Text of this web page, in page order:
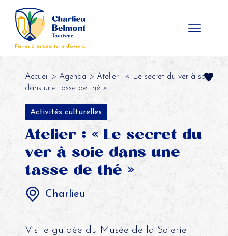
Accueil > Agenda > Atelier : « Le secret du ver à soie
dans une tasse de thé »
Activités culturelles
Atelier : « Le secret du
ver à soie dans une
tasse de thé »
Charlieu
Visite guidée du Musée de la Soierie
Panneau de gestion des cookies